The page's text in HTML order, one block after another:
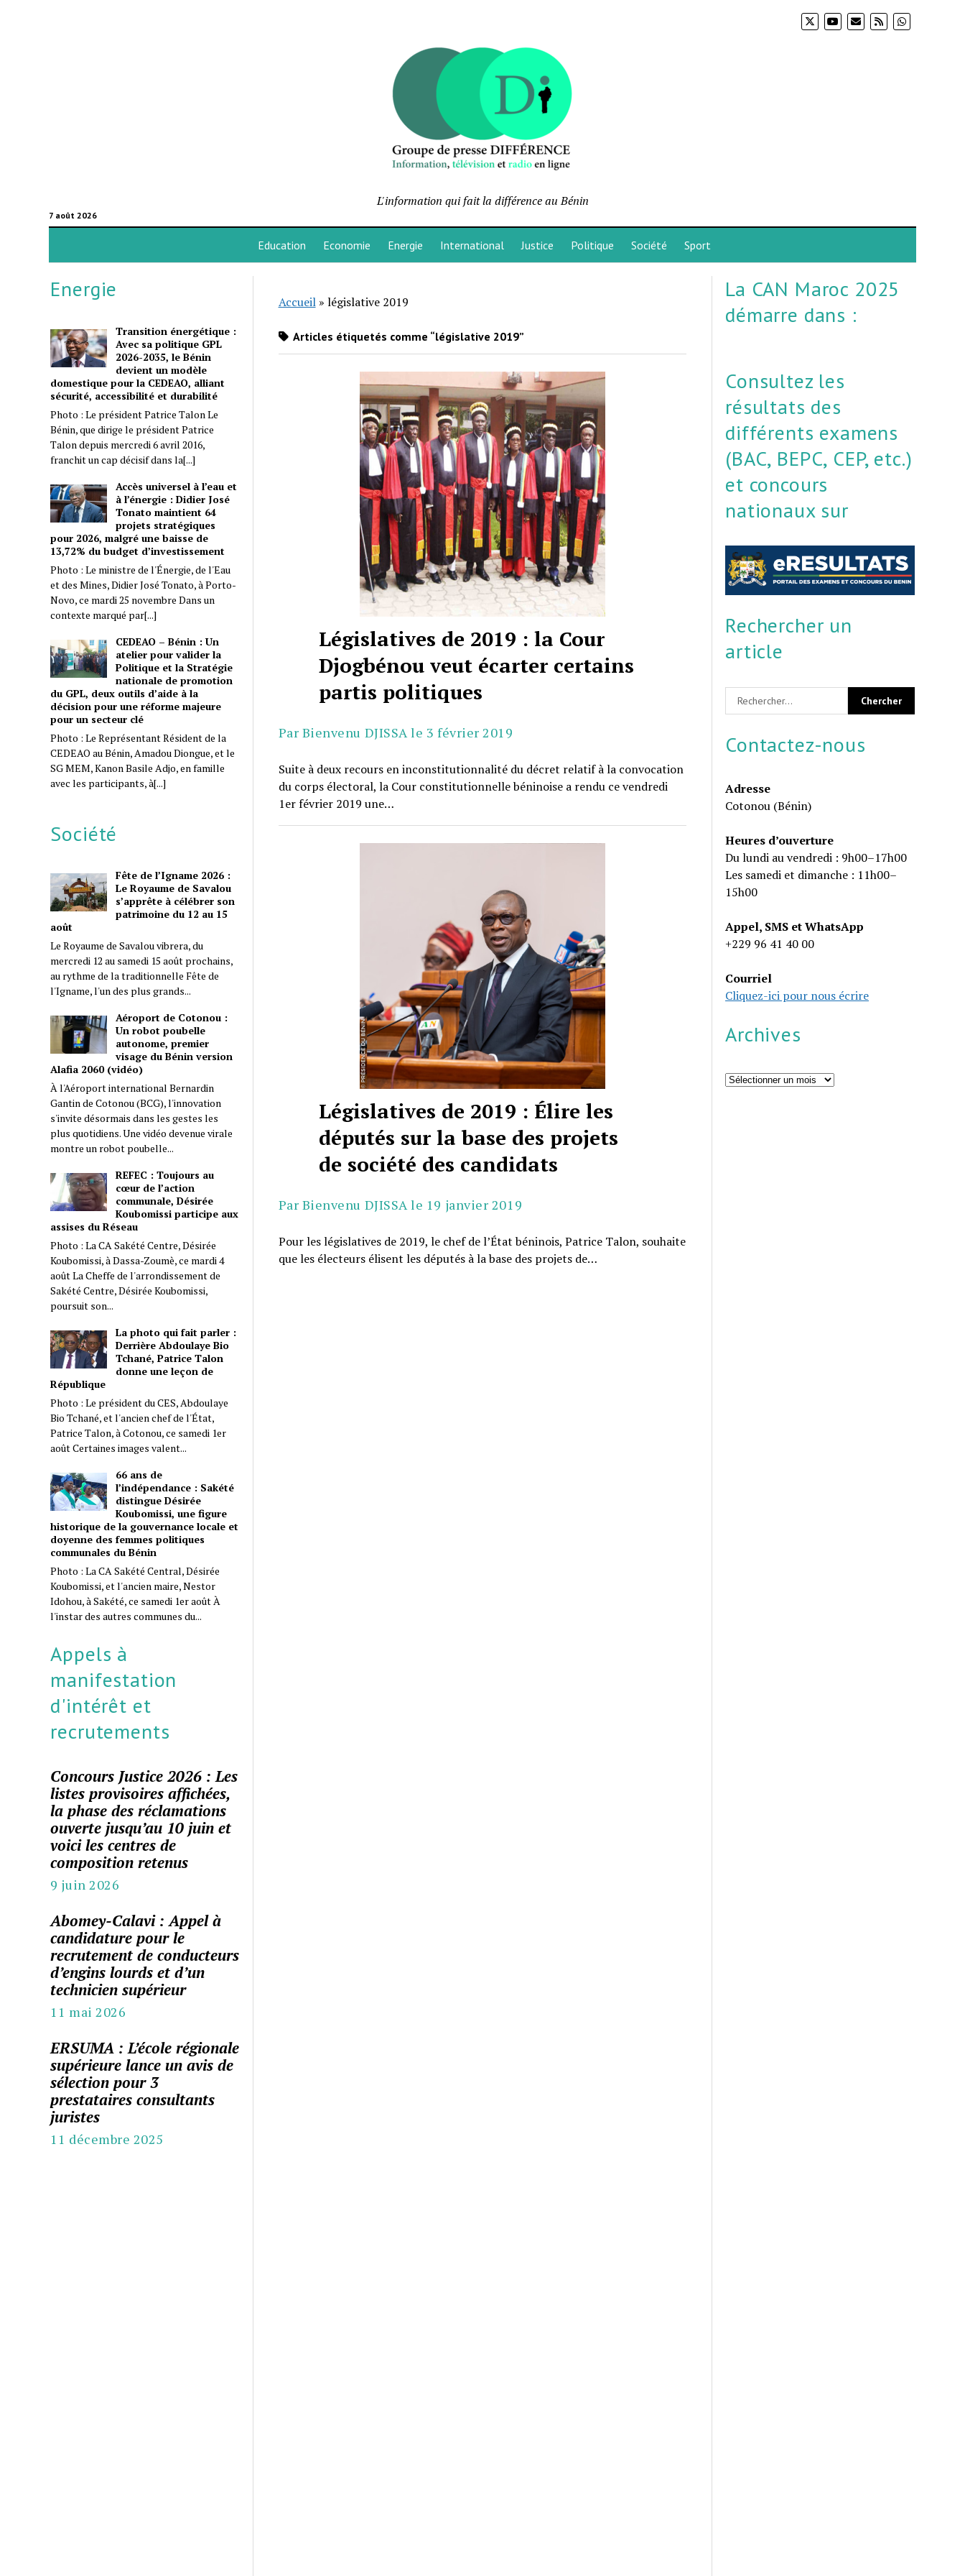
7 août 2026
L'information qui fait la différence au Bénin
Education Economie Energie International Justice Politique Société Sport
Energie
Transition énergétique :
Avec sa politique GPL
2026-2035, le Bénin
devient un modèle
domestique pour la CEDEAO, alliant
sécurité, accessibilité et durabilité
Photo : Le président Patrice Talon Le
Bénin, que dirige le président Patrice
Talon depuis mercredi 6 avril 2016,
franchit un cap décisif dans la[...]
Accès universel à l’eau et
à l’énergie : Didier José
Tonato maintient 64
projets stratégiques
pour 2026, malgré une baisse de
13,72% du budget d’investissement
Photo : Le ministre de l'Énergie, de l'Eau
et des Mines, Didier José Tonato, à Porto-
Novo, ce mardi 25 novembre Dans un
contexte marqué par[...]
CEDEAO – Bénin : Un
atelier pour valider la
Politique et la Stratégie
nationale de promotion
du GPL, deux outils d’aide à la
décision pour une réforme majeure
pour un secteur clé
Photo : Le Représentant Résident de la
CEDEAO au Bénin, Amadou Diongue, et le
SG MEM, Kanon Basile Adjo, en famille
avec les participants, à[...]
Société
Fête de l’Igname 2026 :
Le Royaume de Savalou
s’apprête à célébrer son
patrimoine du 12 au 15
août
Le Royaume de Savalou vibrera, du
mercredi 12 au samedi 15 août prochains,
au rythme de la traditionnelle Fête de
l'Igname, l'un des plus grands...
Aéroport de Cotonou :
Un robot poubelle
autonome, premier
visage du Bénin version
Alafia 2060 (vidéo)
À l'Aéroport international Bernardin
Gantin de Cotonou (BCG), l'innovation
s'invite désormais dans les gestes les
plus quotidiens. Une vidéo devenue virale
montre un robot poubelle...
REFEC : Toujours au
cœur de l’action
communale, Désirée
Koubomissi participe aux
assises du Réseau
Photo : La CA Sakété Centre, Désirée
Koubomissi, à Dassa-Zoumè, ce mardi 4
août La Cheffe de l'arrondissement de
Sakété Centre, Désirée Koubomissi,
poursuit son...
La photo qui fait parler :
Derrière Abdoulaye Bio
Tchané, Patrice Talon
donne une leçon de
République
Photo : Le président du CES, Abdoulaye
Bio Tchané, et l'ancien chef de l'État,
Patrice Talon, à Cotonou, ce samedi 1er
août Certaines images valent...
66 ans de
l’indépendance : Sakété
distingue Désirée
Koubomissi, une figure
historique de la gouvernance locale et
doyenne des femmes politiques
communales du Bénin
Photo : La CA Sakété Central, Désirée
Koubomissi, et l'ancien maire, Nestor
Idohou, à Sakété, ce samedi 1er août À
l'instar des autres communes du...
Appels à
manifestation
d'intérêt et
recrutements
Concours Justice 2026 : Les
listes provisoires affichées,
la phase des réclamations
ouverte jusqu’au 10 juin et
voici les centres de
composition retenus
9 juin 2026
Abomey-Calavi : Appel à
candidature pour le
recrutement de conducteurs
d’engins lourds et d’un
technicien supérieur
11 mai 2026
ERSUMA : L’école régionale
supérieure lance un avis de
sélection pour 3
prestataires consultants
juristes
11 décembre 2025
Accueil» législative 2019
Articles étiquetés comme “législative 2019”
Législatives de 2019 : la Cour
Djogbénou veut écarter certains
partis politiques
Par Bienvenu DJISSA le 3 février 2019
Suite à deux recours en inconstitutionnalité du décret relatif à la convocation
du corps électoral, la Cour constitutionnelle béninoise a rendu ce vendredi
1er février 2019 une…
Législatives de 2019 : Élire les
députés sur la base des projets
de société des candidats
Par Bienvenu DJISSA le 19 janvier 2019
Pour les législatives de 2019, le chef de l’État béninois, Patrice Talon, souhaite
que les électeurs élisent les députés à la base des projets de…
La CAN Maroc 2025
démarre dans :
Consultez les
résultats des
différents examens
(BAC, BEPC, CEP, etc.)
et concours
nationaux sur
Rechercher un
article
Contactez-nous
Adresse
Cotonou (Bénin)
Heures d’ouverture
Du lundi au vendredi : 9h00–17h00
Les samedi et dimanche : 11h00–
15h00
Appel, SMS et WhatsApp
+229 96 41 40 00
Courriel
Cliquez-ici pour nous écrire
Archives
Archives